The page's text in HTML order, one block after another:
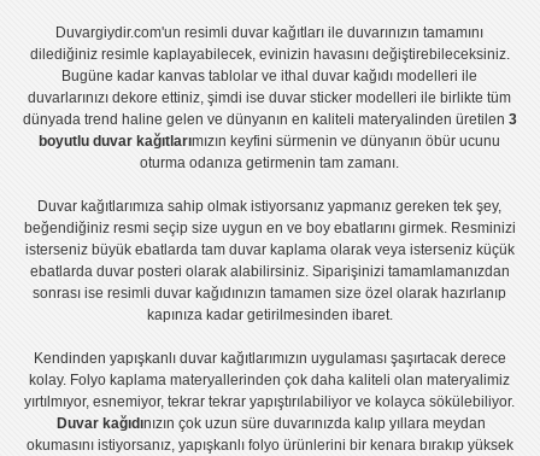
Duvargiydir.com'unresimli duvar kağıtları ile duvarınızın tamamını
dilediğiniz resimle kaplayabilecek, evinizin havasını değiştirebileceksiniz.
Bugüne kadar kanvas tablo lar veithal duvar kağıdı modelleri ile
duvarlarınızı dekore ettiniz, şimdi iseduvar sticker modelleri ile birlikte tüm
dünyada trend haline gelen ve dünyanın en kaliteli materyalinden üretilen 3
boyutlu duvar kağıtlarımızın keyfini sürmenin ve dünyanın öbür ucunu
oturma odanıza getirmenin tam zamanı.
Duvar kağıtlarımıza sahip olmak istiyorsanız yapmanız gereken tek şey,
beğendiğiniz resmi seçip size uygun en ve boy ebatlarını girmek. Resminizi
isterseniz büyük ebatlarda tam duvar kaplamaolarak veya isterseniz küçük
ebatlarda duvar posteri olarak alabilirsiniz. Siparişinizi tamamlamanızdan
sonrası iseresimli duvar kağıdınızın tamamen size özel olarak hazırlanıp
kapınıza kadar getirilmesinden ibaret.
Kendinden yapışkanlı duvar kağıtlarımızın uygulamasışaşırtacak derece
kolay. Folyo kaplama materyallerinden çok daha kaliteli olanmateryalimiz
yırtılmıyor, esnemiyor, tekrar tekrar yapıştırılabiliyor ve kolayca sökülebiliyor.
Duvar kağıdınızın çok uzun süre duvarınızda kalıp yıllara meydan
okumasını istiyorsanız, yapışkanlı folyoürünlerini bir kenara bırakıp yüksek